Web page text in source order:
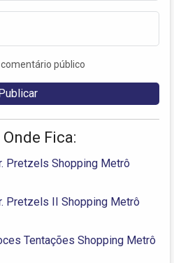
público
Fica:
Pretzels Shopping Metrô
Pretzels II Shopping Metrô
Tentações Shopping Metrô